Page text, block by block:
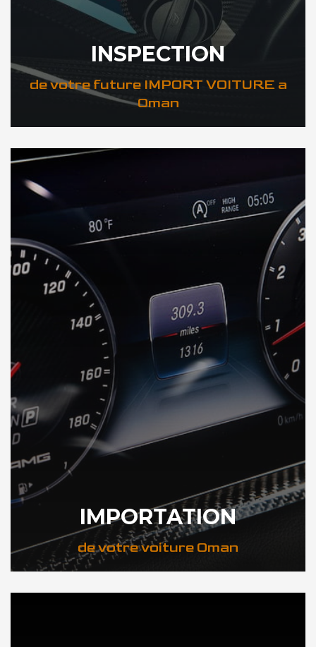
INSPECTION
de votre future IMPORT VOITURE a
Oman
DÉCOUVREZ VOTRE INSPECTION AUTO a Oman
IMPORTATION
de votre voiture Oman